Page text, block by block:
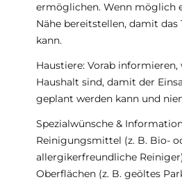
ermöglichen. Wenn möglich
Nähe bereitstellen, damit
kann.
Haustiere: Vorab
Haushalt sind, damit der
geplant werden kann und
Spezialwünsche &
Reinigungsmittel (z. B. Bio-
allergikerfreundliche
Oberflächen (z. B. geöltes